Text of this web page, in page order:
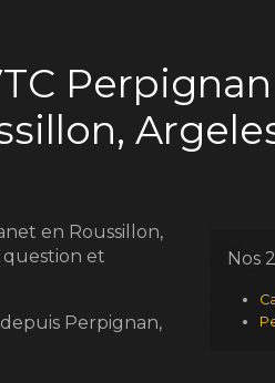
en Roussillon,
et
Perpignan,
Nos